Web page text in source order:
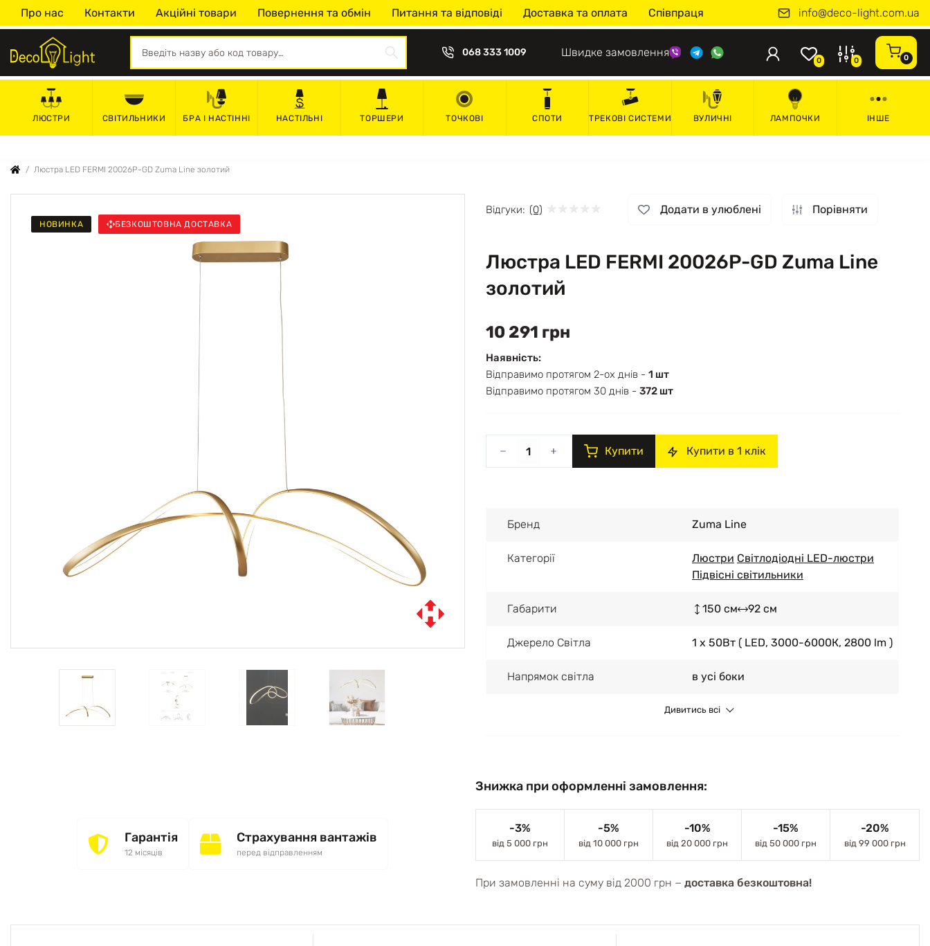
Про нас Контакти Акційні товари Повернення та обмін Питання та відповіді Доставка та оплата Співпраця info@deco-light.com.ua
068 333 1009 Швидке замовлення
0 0 0
ЛЮСТРИ СВІТИЛЬНИКИ БРА І НАСТІННІ НАСТІЛЬНІ ТОРШЕРИ ТОЧКОВІ СПОТИ ТРЕКОВІ СИСТЕМИ ВУЛИЧНІ ЛАМПОЧКИ ІНШЕ
Люстра LED FERMI 20026P-GD Zuma Line золотий
НОВИНКА БЕЗКОШТОВНА ДОСТАВКА
Відгуки: (0) Додати в улюблені Порівняти
Люстра LED FERMI 20026P-GD Zuma Line
золотий
10 291 грн
Наявність:
Відправимо протягом 2-ох днів - 1 шт
Відправимо протягом 30 днів - 372 шт
Купити Купити в 1 клік
Бренд Zuma Line
Категорії Люстри Світлодіодні LED-люстри
Підвісні світильники
Габарити 150 см 92 см
Джерело Світла 1 x 50Вт ( LED, 3000-6000К, 2800 lm )
Напрямок світла в усі боки
Дивитись всі
Гарантія
12 місяців
Страхування вантажів
перед відправленням
Знижка при оформленні замовлення:
-3%
від 5 000 грн
-5%
від 10 000 грн
-10%
від 20 000 грн
-15%
від 50 000 грн
-20%
від 99 000 грн
При замовленні на суму від 2000 грн − доставка безкоштовна!